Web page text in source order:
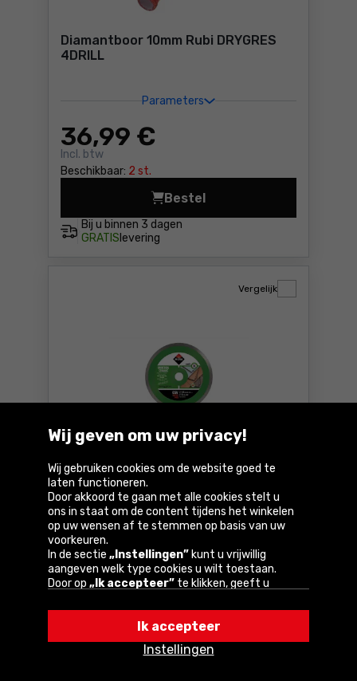
Diamantboor 10mm Rubi DRYGRES
4DRILL
Parameters
36,99 €
Incl. btw
Beschikbaar: 2 st.
Bij u binnen 3 dagen
GRATIS levering
Bestel
SUPERPRO
Parameters
37,99 €
Incl. btw
Beschikbaar: 5 st.
Vergelijk
levering
BestelDiamantzaagblad Rubi CSV
Wij geven om uw privacy!
Wij gebruiken cookies om de website goed te
laten functioneren.
Door akkoord te gaan met alle cookies stelt u
ons in staat om de content tijdens het winkelen
op uw wensen af te stemmen op basis van uw
voorkeuren.
In de sectie „Instellingen” kunt u vrijwillig
aangeven welk type cookies u wilt toestaan.
Door op „Ik accepteer” te klikken, geeft u
volgens de instellingen van uw browser.
U kunt uw keuze te allen tijde wijzigen door op
„Instellingen”in het cookiebeleid te klikken.
Een van onze partners is Google.
Instellingen
Ik accepteer